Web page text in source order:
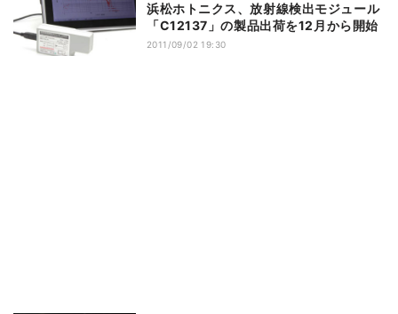
浜松ホトニクス、放射線検出モジュール
「C12137」の製品出荷を12月から開始
2011/09/02 19:30